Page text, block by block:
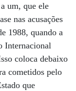
um, que ele
nas acusações
1988, quando a
Internacional
coloca debaixo
cometidos pelo
que